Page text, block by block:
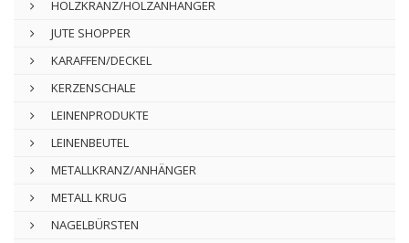
HOLZKRANZ/HOLZANHÄNGER
JUTE SHOPPER
KARAFFEN/DECKEL
KERZENSCHALE
LEINENPRODUKTE
LEINENBEUTEL
METALLKRANZ/ANHÄNGER
METALL KRUG
NAGELBÜRSTEN